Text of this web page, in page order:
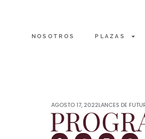
NOSOTROS PLAZAS
AGOSTO 17, 2022LANCES DE